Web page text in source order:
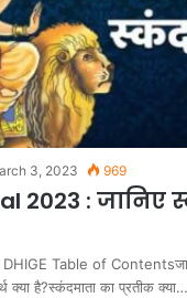
3, 2023 969
2023 : जानिए
Table of
क्या है?स्कंदमाता का प्रतीक क्या…